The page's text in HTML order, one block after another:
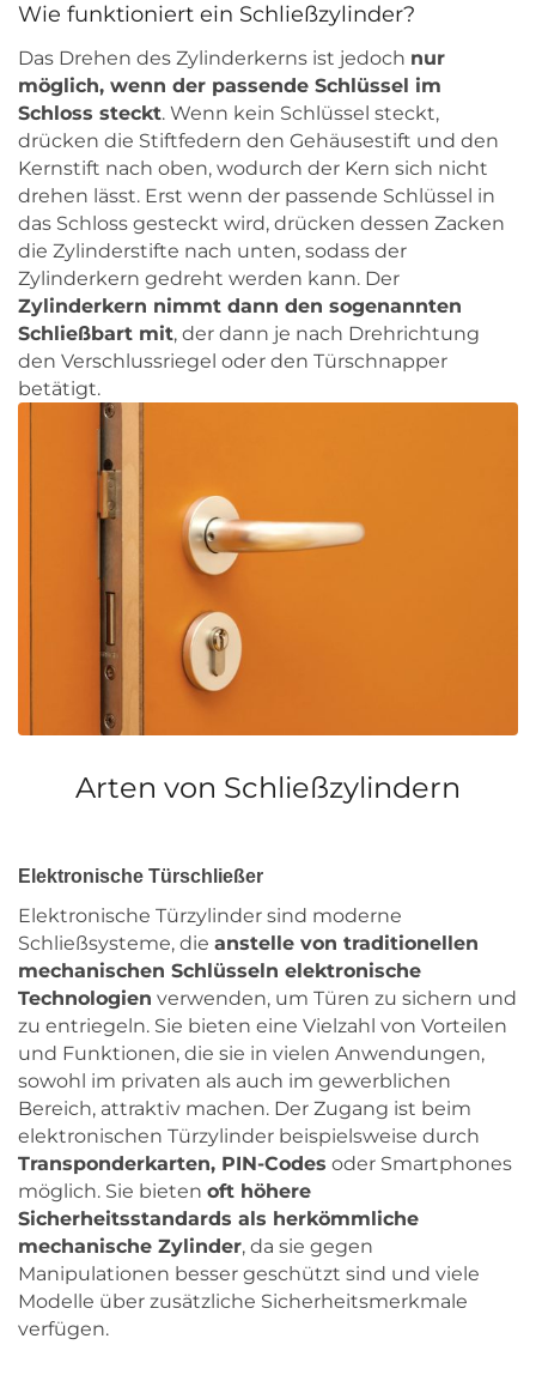
Wie funktioniert ein Schließzylinder?
Das Drehen des Zylinderkerns ist jedoch nur
möglich, wenn der passende Schlüssel im
Schloss steckt. Wenn kein Schlüssel steckt,
drücken die Stiftfedern den Gehäusestift und den
Kernstift nach oben, wodurch der Kern sich nicht
drehen lässt. Erst wenn der passende Schlüssel in
das Schloss gesteckt wird, drücken dessen Zacken
die Zylinderstifte nach unten, sodass der
Zylinderkern gedreht werden kann. Der
Zylinderkern nimmt dann den sogenannten
Schließbart mit, der dann je nach Drehrichtung
den Verschlussriegel oder den Türschnapper
betätigt.
Arten von Schließzylindern
Elektronische Türschließer
Elektronische Türzylinder sind moderne
Schließsysteme, die anstelle von traditionellen
mechanischen Schlüsseln elektronische
Technologien verwenden, um Türen zu sichern und
zu entriegeln. Sie bieten eine Vielzahl von Vorteilen
und Funktionen, die sie in vielen Anwendungen,
sowohl im privaten als auch im gewerblichen
Bereich, attraktiv machen. Der Zugang ist beim
elektronischen Türzylinder beispielsweise durch
Transponderkarten, PIN-Codes oder Smartphones
möglich. Sie bieten oft höhere
Sicherheitsstandards als herkömmliche
mechanische Zylinder, da sie gegen
Manipulationen besser geschützt sind und viele
Modelle über zusätzliche Sicherheitsmerkmale
verfügen.